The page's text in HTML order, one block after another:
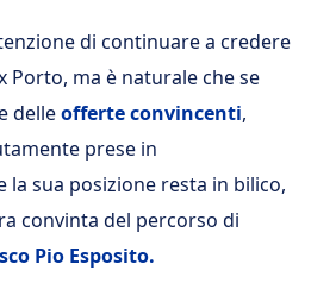
di continuare a credere
Porto, ma è naturale che se
delleofferte convincenti,
prese in
la sua posizione resta in bilico,
convinta del percorso di
Pio Esposito.